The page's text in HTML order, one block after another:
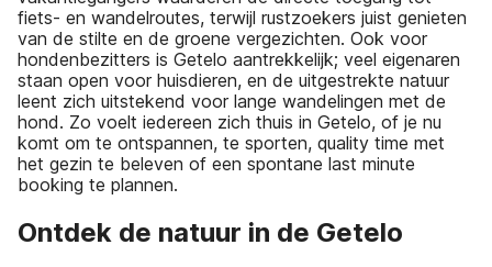
fiets- en wandelroutes, terwijl rustzoekers juist genieten
van de stilte en de groene vergezichten. Ook voor
hondenbezitters is Getelo aantrekkelijk; veel eigenaren
staan open voor huisdieren, en de uitgestrekte natuur
leent zich uitstekend voor lange wandelingen met de
hond. Zo voelt iedereen zich thuis in Getelo, of je nu
komt om te ontspannen, te sporten, quality time met
het gezin te beleven of een spontane last minute
booking te plannen.
Ontdek de natuur in de Getelo